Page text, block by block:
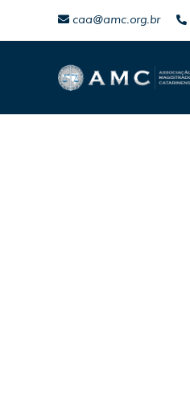
conteúdo
caa@amc.org.br